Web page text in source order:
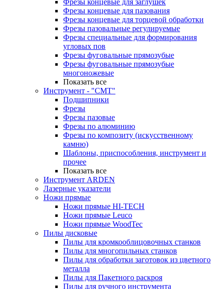
Фрезы концевые для заглушек
Фрезы концевые для пазования
Фрезы концевые для торцевой обработки
Фрезы пазовальные регулируемые
Фрезы специальные для формирования
угловых пов
Фрезы фуговальные прямозубые
Фрезы фуговальные прямозубые
многоножевые
Показать все
Инструмент - "СМТ"
Подшипники
Фрезы
Фрезы пазовые
Фрезы по алюминию
Фрезы по композиту (искусственному
камню)
Шаблоны, приспособления, инструмент и
прочее
Показать все
Инструмент ARDEN
Лазерные указатели
Ножи прямые
Ножи прямые HI-TECH
Ножи прямые Leuco
Ножи прямые WoodTec
Пилы дисковые
Пилы для кромкооблицовочных станков
Пилы для многопильных станков
Пилы для обработки заготовок из цветного
металла
Пилы для Пакетного раскроя
Пилы для ручного инструмента